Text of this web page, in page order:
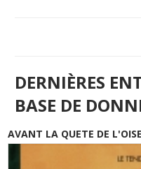
DERNIÈRES
BASE DE
AVANT LA QUETE DE